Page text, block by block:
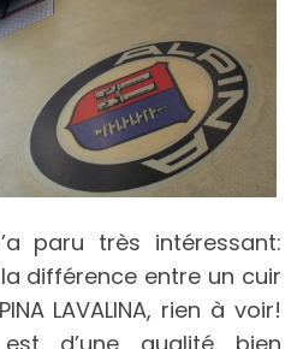
paru très intéressant:
différence entre un cuir
LAVALINA, rien à voir!